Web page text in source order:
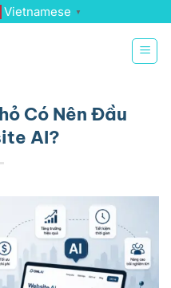
Vietnamese ▼
Có Nên Đầu
AI?